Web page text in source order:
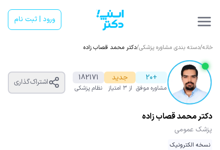
ورود | ثبت نام
خانه/دسته بندی مشاوره پزشکی/دکتر محمد قصاب زاده
+20
مشاوره موفق
جدید
از ۳ امتیاز
182171
نظام پزشکی
اشتراک‌گذاری
دکتر محمد قصاب زاده
پزشک عمومی
نسخه الکترونیک